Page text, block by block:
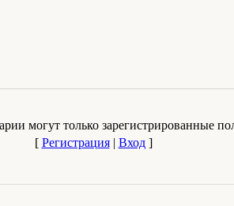
могут только зарегистрированные
[ Регистрация| Вход]